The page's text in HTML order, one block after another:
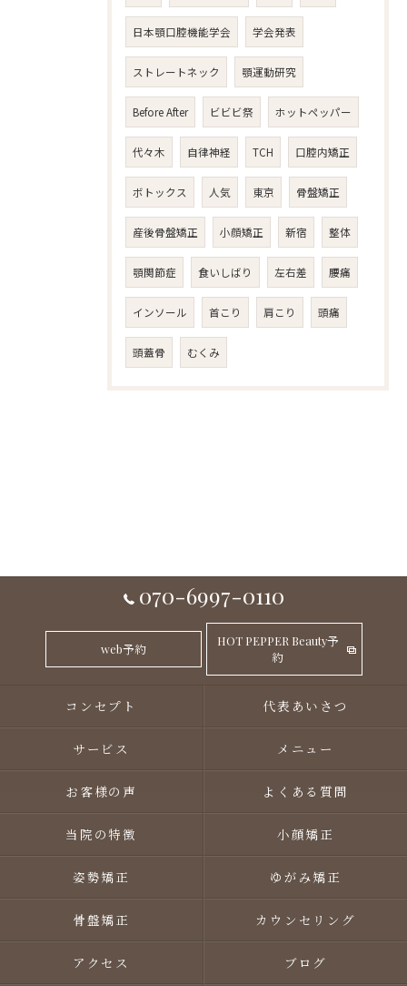
日本顎口腔機能学会 学会発表
ストレートネック 顎運動研究
Before After ビビビ祭 ホットペッパー
代々木 自律神経 TCH 口腔内矯正
ボトックス 人気 東京 骨盤矯正
産後骨盤矯正 小顔矯正 新宿 整体
顎関節症 食いしばり 左右差 腰痛
インソール 首こり 肩こり 頭痛
頭蓋骨 むくみ
070-6997-0110
web予約
HOT PEPPER Beauty予
約
コンセプト 代表あいさつ
サービス メニュー
お客様の声 よくある質問
当院の特徴 小顔矯正
姿勢矯正 ゆがみ矯正
骨盤矯正 カウンセリング
アクセス ブログ